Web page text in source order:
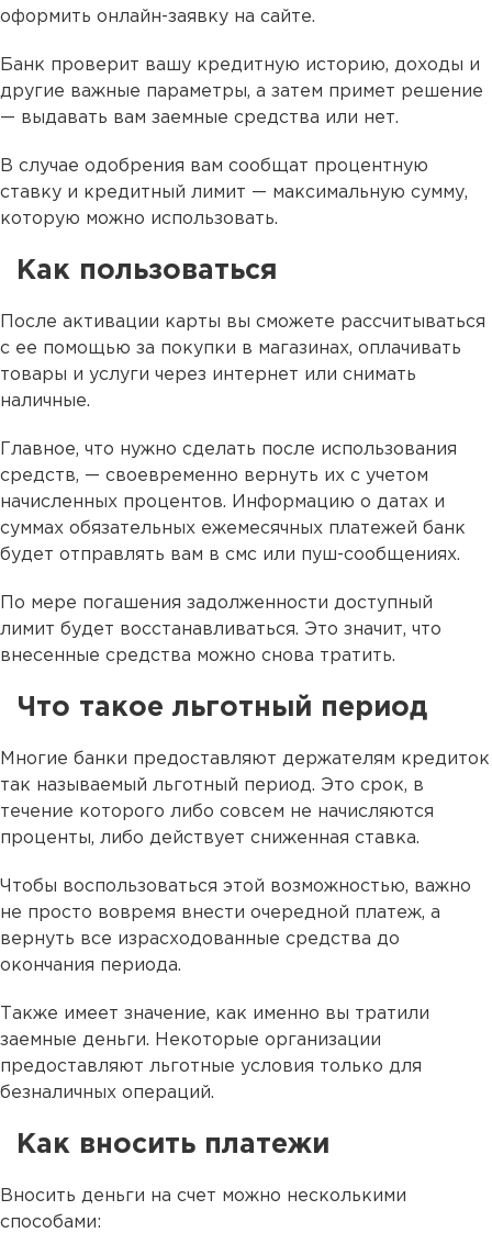
оформить онлайн-заявку на сайте.
Банк проверит вашу кредитную историю, доходы и
другие важные параметры, а затем примет решение
— выдавать вам заемные средства или нет.
В случае одобрения вам сообщат процентную
ставку и кредитный лимит — максимальную сумму,
которую можно использовать.
Как пользоваться
После активации карты вы сможете рассчитываться
с ее помощью за покупки в магазинах, оплачивать
товары и услуги через интернет или снимать
наличные.
Главное, что нужно сделать после использования
средств, — своевременно вернуть их с учетом
начисленных процентов. Информацию о датах и
суммах обязательных ежемесячных платежей банк
будет отправлять вам в смс или пуш-сообщениях.
По мере погашения задолженности доступный
лимит будет восстанавливаться. Это значит, что
внесенные средства можно снова тратить.
Что такое льготный период
Многие банки предоставляют держателям кредиток
так называемый льготный период. Это срок, в
течение которого либо совсем не начисляются
проценты, либо действует сниженная ставка.
Чтобы воспользоваться этой возможностью, важно
не просто вовремя внести очередной платеж, а
вернуть все израсходованные средства до
окончания периода.
Также имеет значение, как именно вы тратили
заемные деньги. Некоторые организации
предоставляют льготные условия только для
безналичных операций.
Как вносить платежи
Вносить деньги на счет можно несколькими
способами: